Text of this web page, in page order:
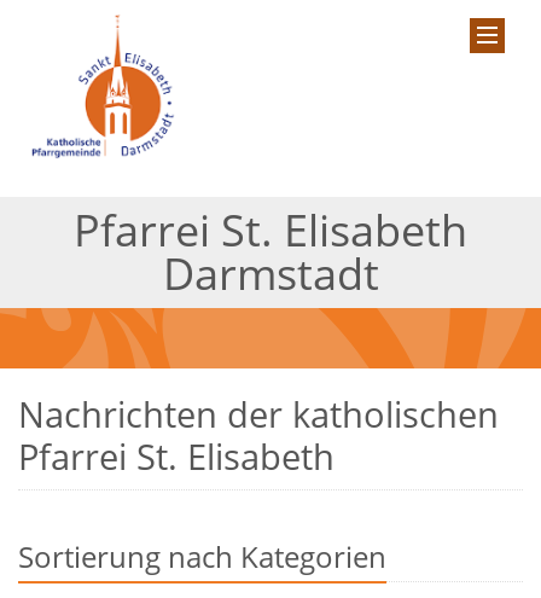
Pfarrei St. Elisabeth
Darmstadt
Nachrichten der katholischen
Pfarrei St. Elisabeth
Sortierung nach Kategorien